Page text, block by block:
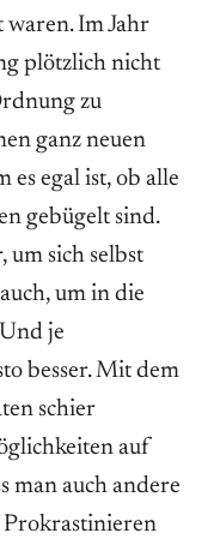
Im Jahr
plötzlich nicht
zu
ganz neuen
es egal ist, ob alle
gebügelt sind.
um sich selbst
um in die
je
besser. Mit dem
schier
auf
man auch andere